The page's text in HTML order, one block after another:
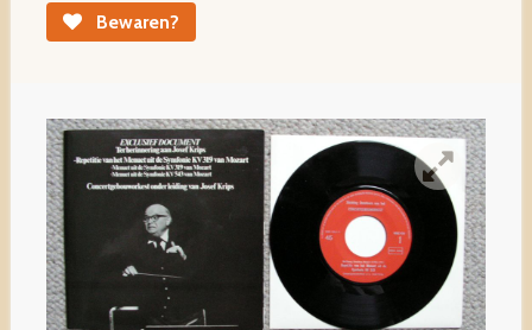
Bewaren?